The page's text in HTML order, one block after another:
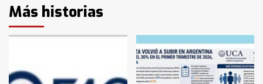
Más historias